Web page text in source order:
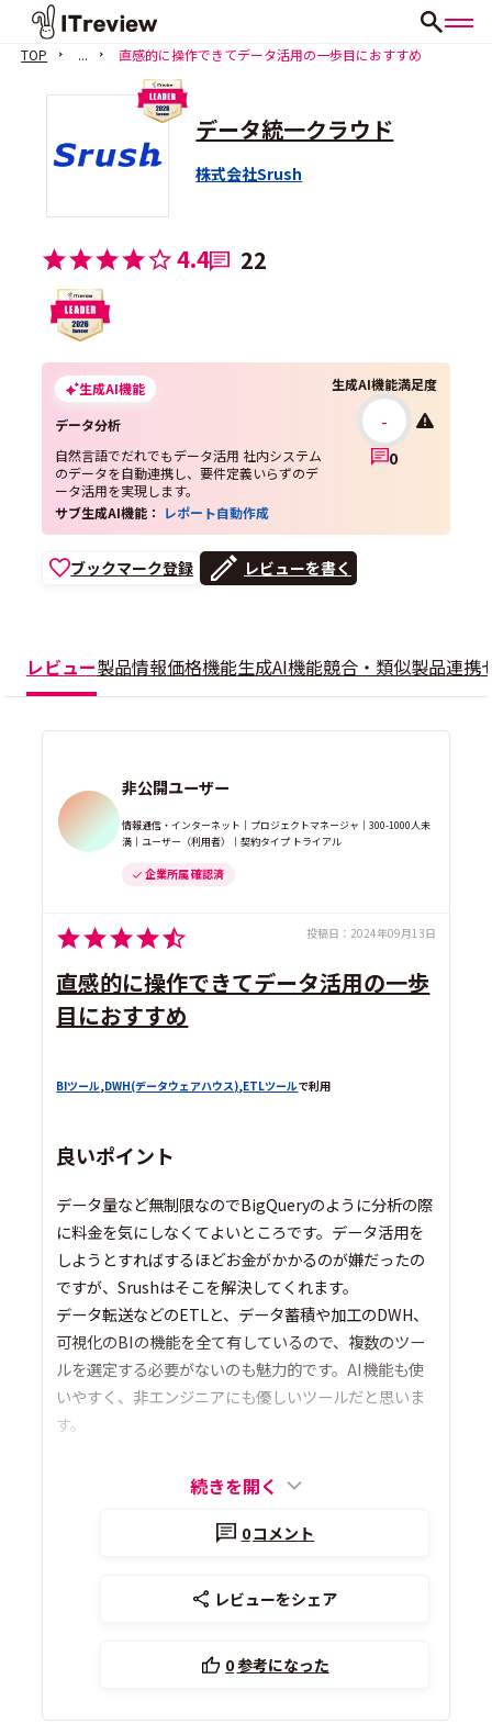
TOP ... 直感的に操作できてデータ活用の一歩目におすすめ
データ統一クラウド
株式会社Srush
4.4 22
生成AI機能
データ分析
自然言語でだれでもデータ活用 社内システム
のデータを自動連携し、要件定義いらずのデ
ータ活用を実現します。
生成AI機能満足度
-
0
サブ生成AI機能： レポート自動作成
ブックマーク登録 レビューを書く
レビュー製品情報価格機能生成AI機能競合・類似製品連携
非公開ユーザー
情報通信・インターネット｜プロジェクトマネージャ｜300-1000人未
満｜ユーザー（利用者）｜契約タイプ トライアル
企業所属 確認済
投稿日： 2024年09月13日
直感的に操作できてデータ活用の一歩
目におすすめ
BIツール ,DWH(データウェアハウス),ETLツールで利用
良いポイント
データ量など無制限なのでBigQueryのように分析の際
に料金を気にしなくてよいところです。データ活用を
しようとすればするほどお金がかかるのが嫌だったの
ですが、Srushはそこを解決してくれます。
データ転送などのETLと、データ蓄積や加工のDWH、
可視化のBIの機能を全て有しているので、複数のツー
ルを選定する必要がないのも魅力的です。AI機能も使
いやすく、非エンジニアにも優しいツールだと思いま
す。
続きを開く
0コメント
レビューをシェア
0参考になった